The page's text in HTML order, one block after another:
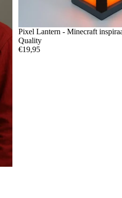
Pixel Lantern - Minecraft
Quality
€19,95